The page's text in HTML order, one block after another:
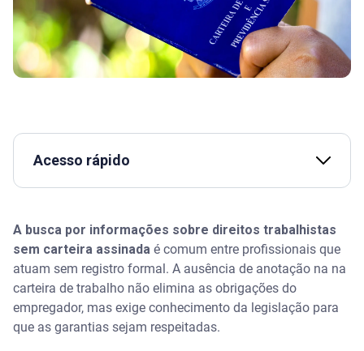
Acesso rápido
Como é feito o acerto de contas para quem não tem
registro formal?
Qual o valor da indenização e como calcular o
acerto?
A busca por informações sobre direitos trabalhistas
sem carteira assinada é comum entre profissionais que
atuam sem registro formal. A ausência de anotação na na
carteira de trabalho não elimina as obrigações do
empregador, mas exige conhecimento da legislação para
que as garantias sejam respeitadas.